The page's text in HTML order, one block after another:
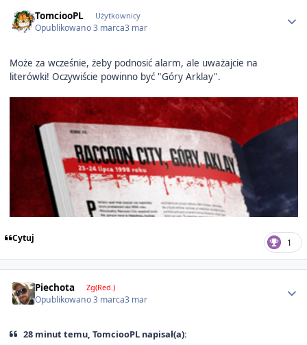
TomciooPL Użytkownicy
Opublikowano3 marca3 mar
Może za wcześnie, żeby podnosić alarm, ale uważajcie na
literówki! Oczywiście powinno być "Góry Arklay".
Cytuj 1
Piechota Zg(Red.)
Opublikowano3 marca3 mar
28 minut temu, TomciooPL napisał(a):